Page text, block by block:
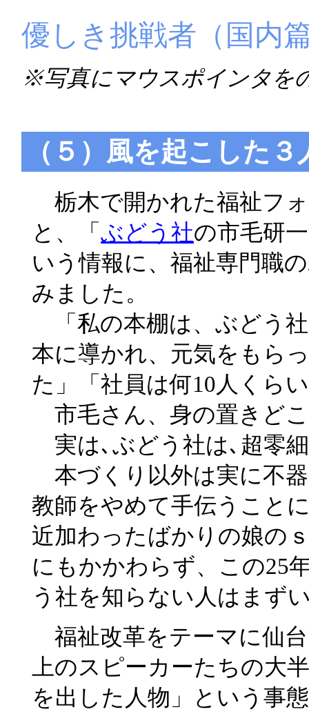
優しき挑戦者（国内
※写真にマウスポインタを
（５）風を起こした
栃木で開かれた福祉フ
と、「 ぶどう社の市毛研
いう情報に、福祉専門職
みました。
「私の本棚は、ぶどう
本に導かれ、元気をもら
た」「社員は何10人くら
市毛さん、身の置きど
実は､ぶどう社は､超零
本づくり以外は実に不
教師をやめて手伝うこと
近加わったばかりの娘の
にもかかわらず、この25
う社を知らない人はまず
福祉改革をテーマに仙
上のスピーカーたちの大
を出した人物」という事